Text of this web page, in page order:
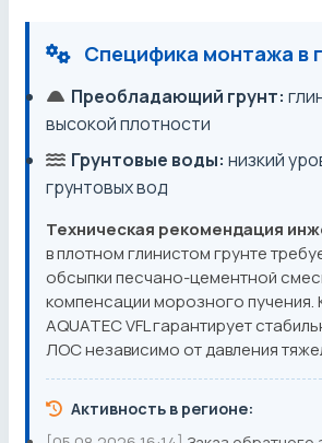
Специфика монтажа в
Преобладающий грунт:
высокой плотности
Грунтовые воды: низкий
грунтовых вод
Техническая рекомендация
в плотном глинистом грунте
обсыпки песчано-цементной
компенсации морозного пучения.
AQUATEC VFL гарантирует
ЛОС независимо от давления
Активность в регионе: